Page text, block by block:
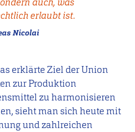
erlaubt ist.
Nicolai
erklärte Ziel der Union
zur Produktion
zu harmonisieren
sieht man sich heute mit
und zahlreichen